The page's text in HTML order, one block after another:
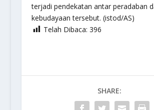
terjadi pendekatan antar peradaban
kebudayaan tersebut. (istod/AS)
Telah Dibaca: 396
SHARE: